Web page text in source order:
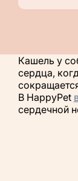
Кашель у
сердца,
В HappyPet
сердечной